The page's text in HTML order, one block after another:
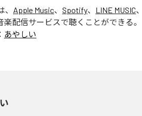
、 Apple Music、 Spotify、 LINE MUSIC、
楽配信サービスで聴くことができる。
あやしい